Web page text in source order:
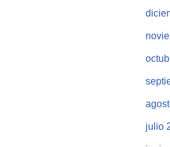
julio